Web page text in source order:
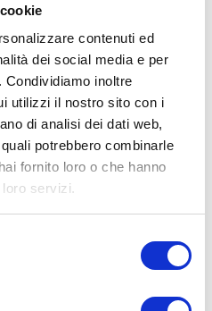
contenuti ed
dei social media e per
inoltre
utilizzi il nostro sito con i
di analisi dei dati web,
potrebbero combinarle
fornito loro o che hanno
servizi.
COME
PER TE
se:
in termini di sicurezza
estive sono
per offrire
prestazioni e
chilometri all’anno